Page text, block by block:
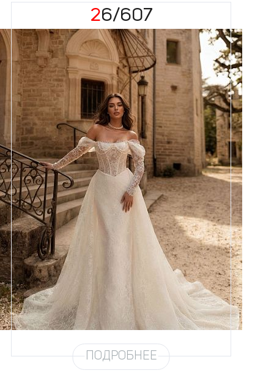
26/607
Размеры
42, 44, 46, 48, 50, 52, 54, 56,
Цвет
Силуэт
Кружево
Юбка
Атлас стрейч + кружево +
съёмная юбка по фото
Шлейф
Возможен
ПОДРОБНЕЕ